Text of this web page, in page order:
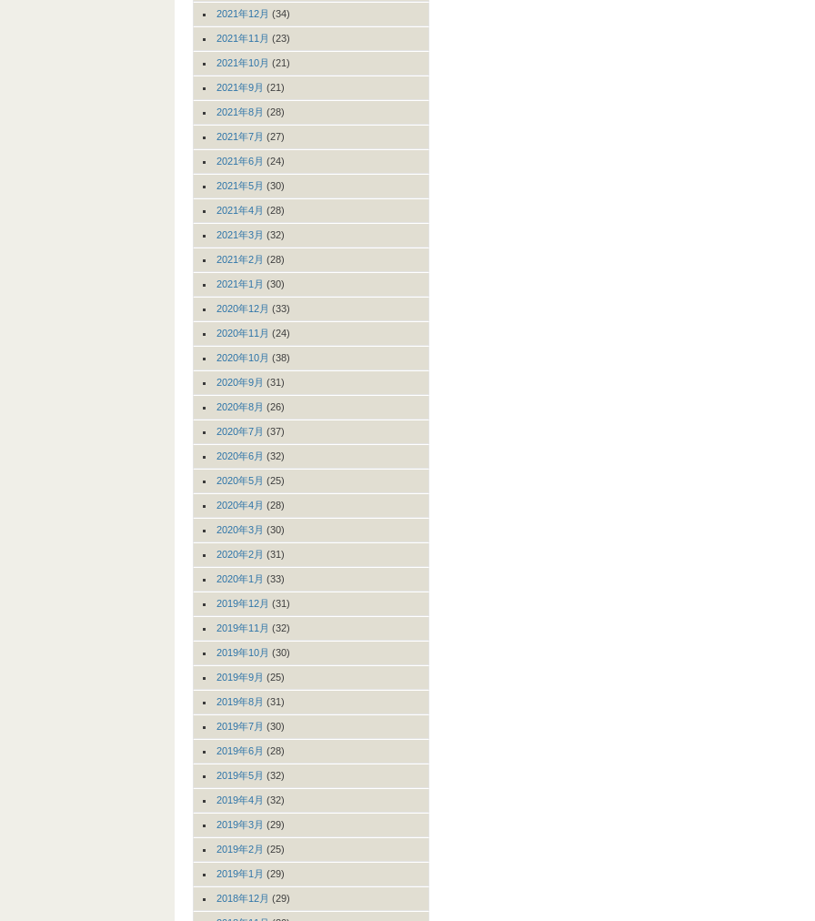
2021年12月 (34)
2021年11月 (23)
2021年10月 (21)
2021年9月 (21)
2021年8月 (28)
2021年7月 (27)
2021年6月 (24)
2021年5月 (30)
2021年4月 (28)
2021年3月 (32)
2021年2月 (28)
2021年1月 (30)
2020年12月 (33)
2020年11月 (24)
2020年10月 (38)
2020年9月 (31)
2020年8月 (26)
2020年7月 (37)
2020年6月 (32)
2020年5月 (25)
2020年4月 (28)
2020年3月 (30)
2020年2月 (31)
2020年1月 (33)
2019年12月 (31)
2019年11月 (32)
2019年10月 (30)
2019年9月 (25)
2019年8月 (31)
2019年7月 (30)
2019年6月 (28)
2019年5月 (32)
2019年4月 (32)
2019年3月 (29)
2019年2月 (25)
2019年1月 (29)
2018年12月 (29)